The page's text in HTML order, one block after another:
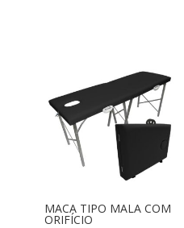
MACA TIPO MALA COM
ORIFÍCIO